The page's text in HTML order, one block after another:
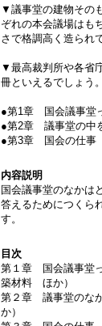
▼議事堂の建物その
ぞれの本会議場はも
さで格調高く造られ
▼最高裁判所や各省
冊といえるでしょう。
●第1章 国会議事堂
●第2章 議事堂の中
●第3章 国会の仕事
内容説明
国会議事堂のなかは
答えるためにつくら
す。
目次
第１章 国会議事堂
築材料 ほか）
第２章 議事堂のな
か）